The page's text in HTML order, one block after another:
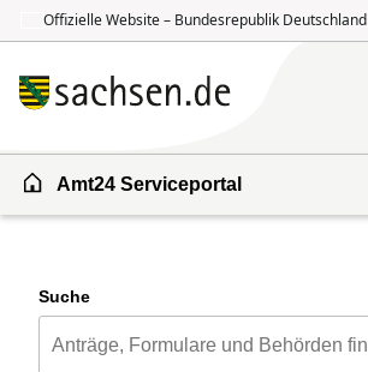
Offizielle Website – Bundesrepublik Deutschland
Amt24 Serviceportal
Suche